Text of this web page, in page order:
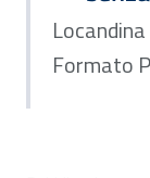
Formato